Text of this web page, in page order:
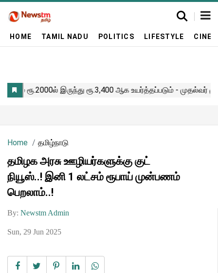
HOME TAMIL NADU POLITICS LIFESTYLE
Home தமிழ்நாடு
தமிழக அரசு ஊழியர்களுக்கு குட்
நியூஸ்..! இனி 1 லட்சம் ரூபாய் முன்பணம்
பெறலாம்..!
By: Newstm Admin
Sun, 29 Jun 2025